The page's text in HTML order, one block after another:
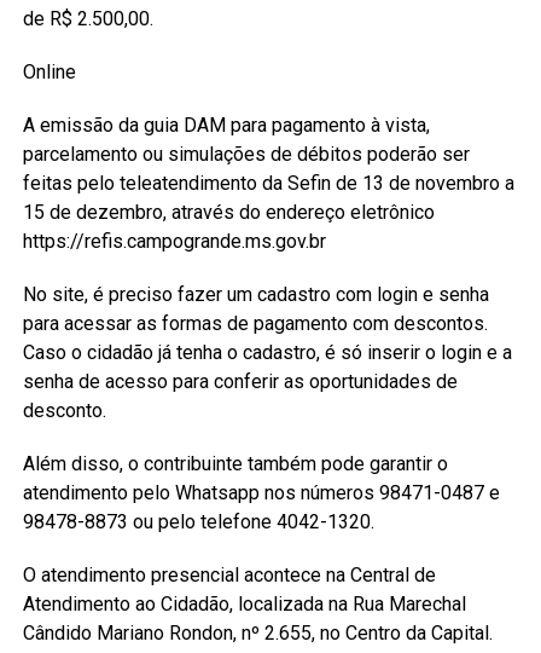
de R$ 2.500,00.
Online
A emissão da guia DAM para pagamento à vista,
parcelamento ou simulações de débitos poderão ser
feitas pelo teleatendimento da Sefin de 13 de novembro a
15 de dezembro, através do endereço eletrônico
https://refis.campogrande.ms.gov.br
No site, é preciso fazer um cadastro com login e senha
para acessar as formas de pagamento com descontos.
Caso o cidadão já tenha o cadastro, é só inserir o login e a
senha de acesso para conferir as oportunidades de
desconto.
Além disso, o contribuinte também pode garantir o
atendimento pelo Whatsapp nos números 98471-0487 e
98478-8873 ou pelo telefone 4042-1320.
O atendimento presencial acontece na Central de
Atendimento ao Cidadão, localizada na Rua Marechal
Cândido Mariano Rondon, nº 2.655, no Centro da Capital.